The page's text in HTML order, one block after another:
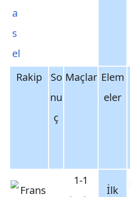
a
s
el
Rakip
So
nu
ç
Maçlar Elem
eler
1-1
İlk